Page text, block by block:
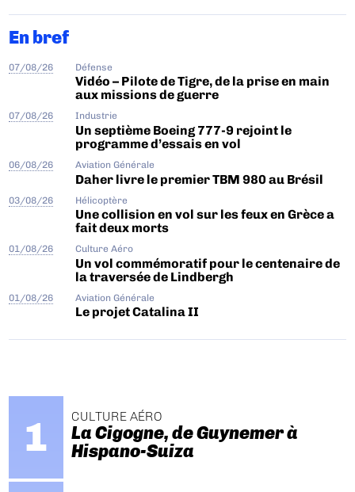
En bref
07/08/26 Défense
Vidéo – Pilote de Tigre, de la prise en main
aux missions de guerre
07/08/26 Industrie
Un septième Boeing 777-9 rejoint le
programme d’essais en vol
06/08/26 Aviation Générale
Daher livre le premier TBM 980 au Brésil
03/08/26 Hélicoptère
Une collision en vol sur les feux en Grèce a
fait deux morts
01/08/26 Culture Aéro
Un vol commémoratif pour le centenaire de
la traversée de Lindbergh
01/08/26 Aviation Générale
Le projet Catalina II
CULTURE AÉRO
La Cigogne, de Guynemer à
Hispano-Suiza